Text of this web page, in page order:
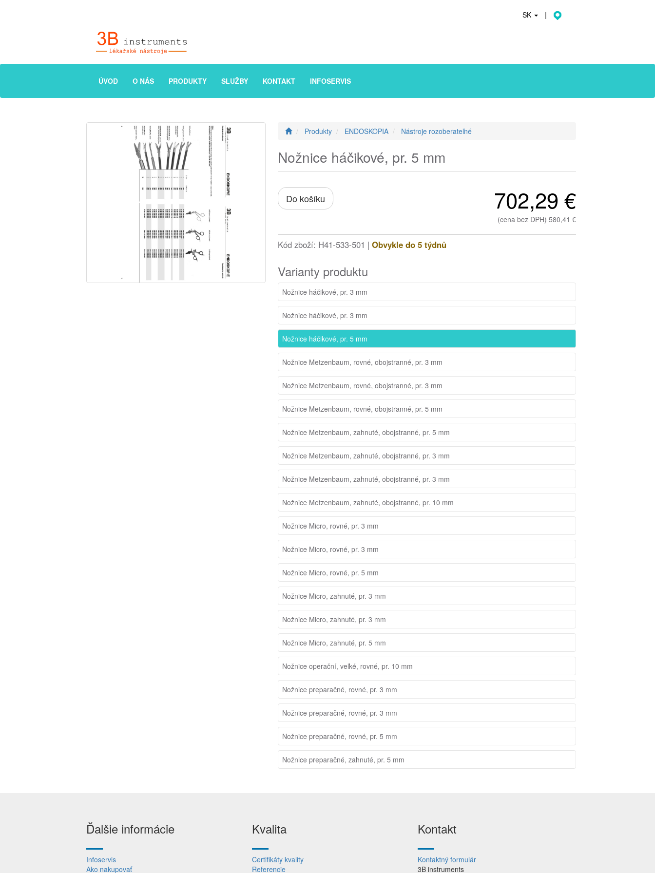
SK |
ÚVOD O NÁS PRODUKTY SLUŽBY KONTAKT INFOSERVIS
Produkty ENDOSKOPIA Nástroje rozoberateľné
Nožnice háčikové, pr. 5 mm
Do košíku 702,29 €
(cena bez DPH) 580,41 €
Kód zboží: H41-533-501 | Obvykle do 5 týdnů
Varianty produktu
Nožnice háčikové, pr. 3 mm
Nožnice háčikové, pr. 3 mm
Nožnice háčikové, pr. 5 mm
Nožnice Metzenbaum, rovné, obojstranné, pr. 3 mm
Nožnice Metzenbaum, rovné, obojstranné, pr. 3 mm
Nožnice Metzenbaum, rovné, obojstranné, pr. 5 mm
Nožnice Metzenbaum, zahnuté, obojstranné, pr. 5 mm
Nožnice Metzenbaum, zahnuté, obojstranné, pr. 3 mm
Nožnice Metzenbaum, zahnuté, obojstranné, pr. 3 mm
Nožnice Metzenbaum, zahnuté, obojstranné, pr. 10 mm
Nožnice Micro, rovné, pr. 3 mm
Nožnice Micro, rovné, pr. 3 mm
Nožnice Micro, rovné, pr. 5 mm
Nožnice Micro, zahnuté, pr. 3 mm
Nožnice Micro, zahnuté, pr. 3 mm
Nožnice Micro, zahnuté, pr. 5 mm
Nožnice operační, veľké, rovné, pr. 10 mm
Nožnice preparačné, rovné, pr. 3 mm
Nožnice preparačné, rovné, pr. 3 mm
Nožnice preparačné, rovné, pr. 5 mm
Nožnice preparačné, zahnuté, pr. 5 mm
Ďalšie informácie
Infoservis
Ako nakupovať
Kvalita
Certifikáty kvality
Referencie
Kontakt
Kontaktný formulár
3B instruments